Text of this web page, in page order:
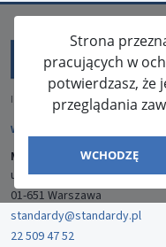
Strona
pracujących w
potwierdzasz, że
przeglądania
WCHODZĘ
ISSN: 2080-5438
WYDAWCA
Media-Press Sp. z o.o.
ul. Gwiaździsta 7B/8
01-651 Warszawa
standardy@standardy.pl
22 509 47 52